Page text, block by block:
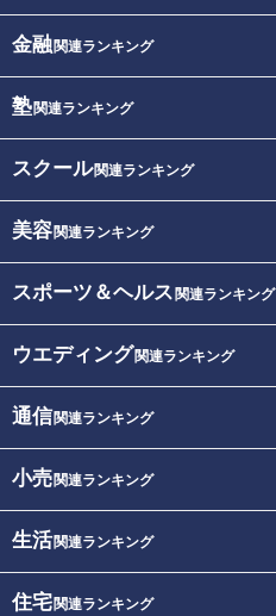
金融関連ランキング
塾関連ランキング
スクール関連ランキング
美容関連ランキング
スポーツ＆ヘルス 関連ランキング
ウエディング関連ランキング
通信関連ランキング
小売関連ランキング
生活関連ランキング
住宅関連ランキング